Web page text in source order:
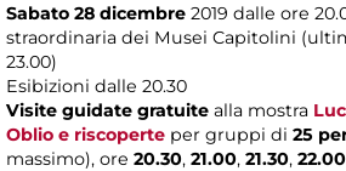
Sabato 28 dicembre 2019 dalle ore
straordinaria dei Musei Capitolini
23.00)
Esibizioni dalle 20.30
Visite guidate gratuite alla mostra
Oblio e riscoperte per gruppi di 25
massimo), ore 20.30, 21.00, 21.30, 22.00